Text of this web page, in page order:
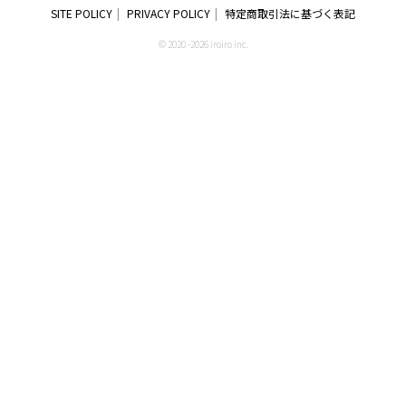
SITE POLICY PRIVACY POLICY 特定商取引法に基づく表記
© 2020 -2026 iroiro inc.